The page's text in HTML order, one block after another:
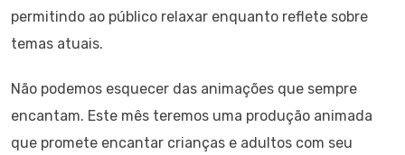
permitindo ao público relaxar enquanto reflete sobre
temas atuais.
Não podemos esquecer das animações que sempre
encantam. Este mês teremos uma produção animada
que promete encantar crianças e adultos com seu